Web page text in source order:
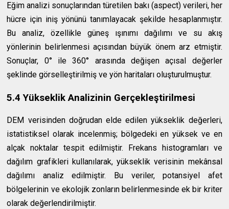
Eğim analizi sonuçlarından türetilen bakı (aspect) verileri, her
hücre için iniş yönünü tanımlayacak şekilde hesaplanmıştır.
Bu analiz, özellikle güneş ışınımı dağılımı ve su akış
yönlerinin belirlenmesi açısından büyük önem arz etmiştir.
Sonuçlar, 0° ile 360° arasında değişen açısal değerler
şeklinde görselleştirilmiş ve yön haritaları oluşturulmuştur.
5.4 Yükseklik Analizinin Gerçekleştirilmesi
DEM verisinden doğrudan elde edilen yükseklik değerleri,
istatistiksel olarak incelenmiş; bölgedeki en yüksek ve en
alçak noktalar tespit edilmiştir. Frekans histogramları ve
dağılım grafikleri kullanılarak, yükseklik verisinin mekânsal
dağılımı analiz edilmiştir. Bu veriler, potansiyel afet
bölgelerinin ve ekolojik zonların belirlenmesinde ek bir kriter
olarak değerlendirilmiştir.